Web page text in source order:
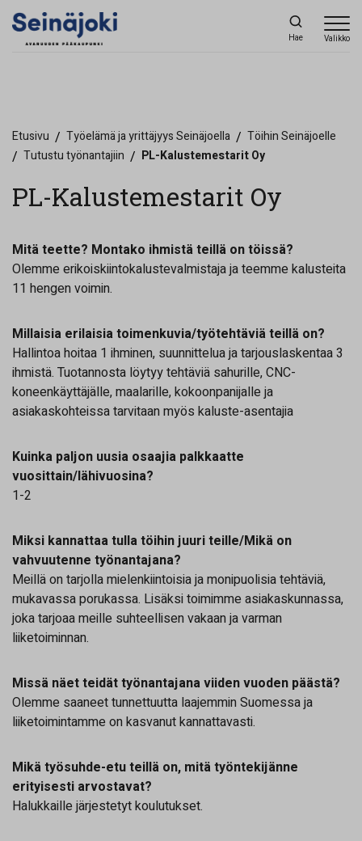
Hae Valikko
Etusivu / Työelämä ja yrittäjyys Seinäjoella / Töihin Seinäjoelle
/ Tutustu työnantajiin / PL-Kalustemestarit Oy
PL-Kalustemestarit Oy
Mitä teette? Montako ihmistä teillä on töissä?
Olemme erikoiskiintokalustevalmistaja ja teemme kalusteita
11 hengen voimin.
Millaisia erilaisia toimenkuvia/työtehtäviä teillä on?
Hallintoa hoitaa 1 ihminen, suunnittelua ja tarjouslaskentaa 3
ihmistä. Tuotannosta löytyy tehtäviä sahurille, CNC-
koneenkäyttäjälle, maalarille, kokoonpanijalle ja
asiakaskohteissa tarvitaan myös kaluste-asentajia
Kuinka paljon uusia osaajia palkkaatte
vuosittain/lähivuosina?
1-2
Miksi kannattaa tulla töihin juuri teille/Mikä on
vahvuutenne työnantajana?
Meillä on tarjolla mielenkiintoisia ja monipuolisia tehtäviä,
mukavassa porukassa. Lisäksi toimimme asiakaskunnassa,
joka tarjoaa meille suhteellisen vakaan ja varman
liiketoiminnan.
Missä näet teidät työnantajana viiden vuoden päästä?
Olemme saaneet tunnettuutta laajemmin Suomessa ja
liiketoimintamme on kasvanut kannattavasti.
Mikä työsuhde-etu teillä on, mitä työntekijänne
erityisesti arvostavat?
Halukkaille järjestetyt koulutukset.